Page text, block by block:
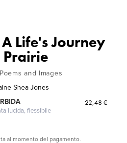
Life's Journey
Prairie
and Images
Shea Jones
lucida, flessibile
22,48 €
al momento del pagamento.